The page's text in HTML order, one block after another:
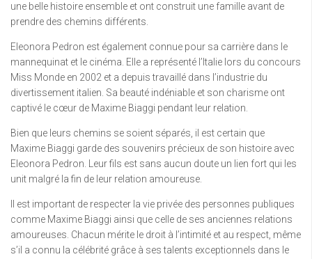
une belle histoire ensemble et ont construit une famille avant de
prendre des chemins différents.
Eleonora Pedron est également connue pour sa carrière dans le
mannequinat et le cinéma. Elle a représenté l’Italie lors du concours
Miss Monde en 2002 et a depuis travaillé dans l’industrie du
divertissement italien. Sa beauté indéniable et son charisme ont
captivé le cœur de Maxime Biaggi pendant leur relation.
Bien que leurs chemins se soient séparés, il est certain que
Maxime Biaggi garde des souvenirs précieux de son histoire avec
Eleonora Pedron. Leur fils est sans aucun doute un lien fort qui les
unit malgré la fin de leur relation amoureuse.
Il est important de respecter la vie privée des personnes publiques
comme Maxime Biaggi ainsi que celle de ses anciennes relations
amoureuses. Chacun mérite le droit à l’intimité et au respect, même
s’il a connu la célébrité grâce à ses talents exceptionnels dans le